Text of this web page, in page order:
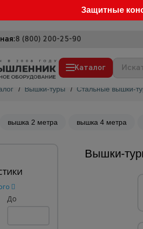
Защитные
8 (800) 200-25-90
Каталог
Вышки-туры
Сетка, тенты, брезенты
Строительные подъемники
Грузоподъемное оборудование
/ Вышки-туры / Стальные вышки-
вышка 2 метра вышка 4 метра
До
Вышки-